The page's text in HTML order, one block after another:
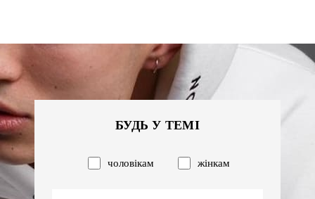
БУДЬ У ТЕМІ
чоловікам жінкам